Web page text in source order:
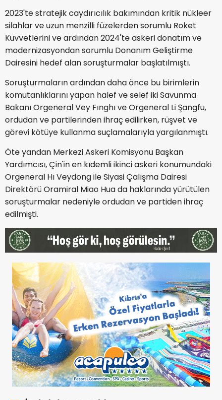
2023'te stratejik caydırıcılık bakımından kritik nükleer
silahlar ve uzun menzilli füzelerden sorumlu Roket
Kuvvetlerini ve ardından 2024'te askeri donatım ve
modernizasyondan sorumlu Donanım Geliştirme
Dairesini hedef alan soruşturmalar başlatılmıştı.
Soruşturmaların ardından daha önce bu birimlerin
komutanlıklarını yapan halef ve selef iki Savunma
Bakanı Orgeneral Vey Fınghı ve Orgeneral Li Şangfu,
ordudan ve partilerinden ihraç edilirken, rüşvet ve
görevi kötüye kullanma suçlamalarıyla yargılanmıştı.
Öte yandan Merkezi Askeri Komisyonu Başkan
Yardımcısı, Çin'in en kıdemli ikinci askeri konumundaki
Orgeneral Hı Veydong ile Siyasi Çalışma Dairesi
Direktörü Oramiral Miao Hua da haklarında yürütülen
soruşturmalar nedeniyle ordudan ve partiden ihraç
edilmişti.